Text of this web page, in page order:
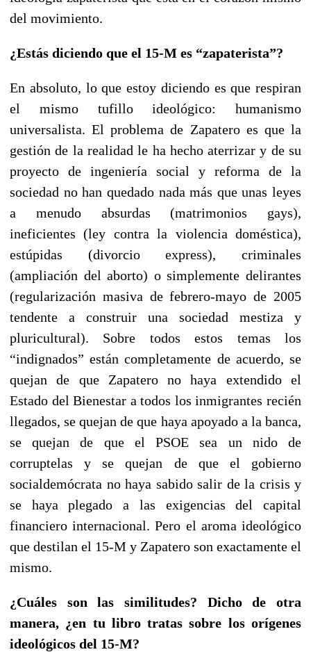
del movimiento.
¿Estás diciendo que el 15-M es “zapaterista”?
En absoluto, lo que estoy diciendo es que respiran
el mismo tufillo ideológico: humanismo
universalista. El problema de Zapatero es que la
gestión de la realidad le ha hecho aterrizar y de su
proyecto de ingeniería social y reforma de la
sociedad no han quedado nada más que unas leyes
a menudo absurdas (matrimonios gays),
ineficientes (ley contra la violencia doméstica),
estúpidas (divorcio express), criminales
(ampliación del aborto) o simplemente delirantes
(regularización masiva de febrero-mayo de 2005
tendente a construir una sociedad mestiza y
pluricultural). Sobre todos estos temas los
“indignados” están completamente de acuerdo, se
quejan de que Zapatero no haya extendido el
Estado del Bienestar a todos los inmigrantes recién
llegados, se quejan de que haya apoyado a la banca,
se quejan de que el PSOE sea un nido de
corruptelas y se quejan de que el gobierno
socialdemócrata no haya sabido salir de la crisis y
se haya plegado a las exigencias del capital
financiero internacional. Pero el aroma ideológico
que destilan el 15-M y Zapatero son exactamente el
mismo.
¿Cuáles son las similitudes? Dicho de otra
manera, ¿en tu libro tratas sobre los orígenes
ideológicos del 15-M?